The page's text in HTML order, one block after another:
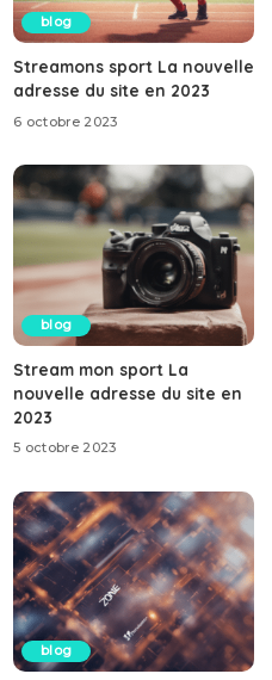
blog
Streamons sport La nouvelle
adresse du site en 2023
6 octobre 2023
blog
Stream mon sport La
nouvelle adresse du site en
2023
5 octobre 2023
blog